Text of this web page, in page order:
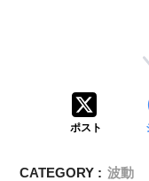
ポスト
CATEGORY : 波動